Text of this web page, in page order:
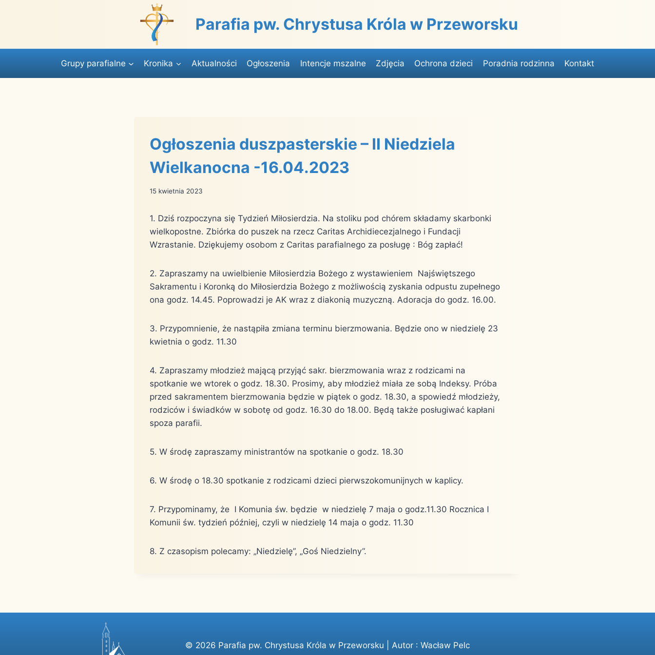
Parafia pw. Chrystusa Króla w Przeworsku
Grupy parafialne Kronika Aktualności Ogłoszenia Intencje mszalne Zdjęcia Ochrona dzieci Poradnia rodzinna Kontakt
Ogłoszenia duszpasterskie – II Niedziela
Wielkanocna -16.04.2023
15 kwietnia 2023
1. Dziś rozpoczyna się Tydzień Miłosierdzia. Na stoliku pod chórem składamy skarbonki
wielkopostne. Zbiórka do puszek na rzecz Caritas Archidiecezjalnego i Fundacji
Wzrastanie. Dziękujemy osobom z Caritas parafialnego za posługę : Bóg zapłać!
2. Zapraszamy na uwielbienie Miłosierdzia Bożego z wystawieniem Najświętszego
Sakramentu i Koronką do Miłosierdzia Bożego z możliwością zyskania odpustu zupełnego
ona godz. 14.45. Poprowadzi je AK wraz z diakonią muzyczną. Adoracja do godz. 16.00.
3. Przypomnienie, że nastąpiła zmiana terminu bierzmowania. Będzie ono w niedzielę 23
kwietnia o godz. 11.30
4. Zapraszamy młodzież mającą przyjąć sakr. bierzmowania wraz z rodzicami na
spotkanie we wtorek o godz. 18.30. Prosimy, aby młodzież miała ze sobą Indeksy. Próba
przed sakramentem bierzmowania będzie w piątek o godz. 18.30, a spowiedź młodzieży,
rodziców i świadków w sobotę od godz. 16.30 do 18.00. Będą także posługiwać kapłani
spoza parafii.
5. W środę zapraszamy ministrantów na spotkanie o godz. 18.30
6. W środę o 18.30 spotkanie z rodzicami dzieci pierwszokomunijnych w kaplicy.
7. Przypominamy, że I Komunia św. będzie w niedzielę 7 maja o godz.11.30 Rocznica I
Komunii św. tydzień później, czyli w niedzielę 14 maja o godz. 11.30
8. Z czasopism polecamy: „Niedzielę”, „Goś Niedzielny”.
© 2026 Parafia pw. Chrystusa Króla w Przeworsku | Autor : Wacław Pelc